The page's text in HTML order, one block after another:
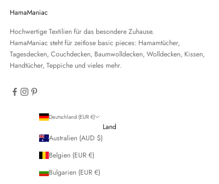
HamaManiac
Hochwertige Textilien für das besondere Zuhause.
HamaManiac steht für zeitlose basic pieces: Hamamtücher,
Tagesdecken, Couchdecken, Baumwolldecken, Wolldecken, Kissen,
Handtücher, Teppiche und vieles mehr.
Deutschland (EUR €)
Land
Australien (AUD $)
Belgien (EUR €)
Bulgarien (EUR €)